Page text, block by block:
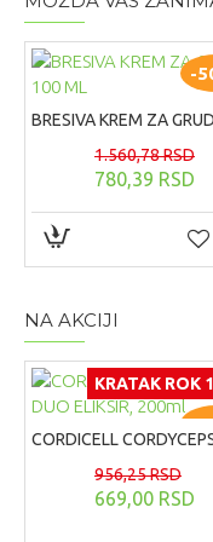
liftinga traje tokom
Namene
Nega kože lica
Dodatne informacije
Uputstvo za korisnike
Posle aplikacije
puder nanesite
prema obodima lica.
području vrata, kod
-
780,39 RSD
1.560,78 RSD
NA AKCIJI
KRATAK ROK
-
669,00 RSD
956,25 RSD